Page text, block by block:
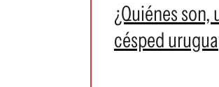
¿Quiénes
césped